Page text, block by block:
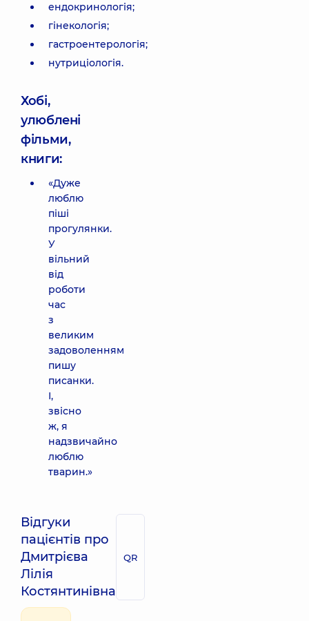
ендокринологія;
гінекологія;
гастроентерологія;
нутриціологія.
Хобі,
улюблені
фільми,
книги:
«Дуже
люблю
піші
прогулянки.
У
вільний
від
роботи
час
з
великим
задоволенням
пишу
писанки.
І,
звісно
ж, я
надзвичайно
люблю
тварин.»
Відгуки
пацієнтів про
Дмитрієва
Лілія
Костянтинівна
QR